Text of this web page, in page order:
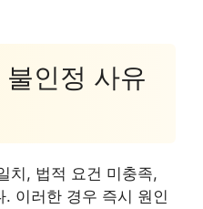
인정 사유
치, 법적 요건 미충족,
이러한 경우 즉시 원인